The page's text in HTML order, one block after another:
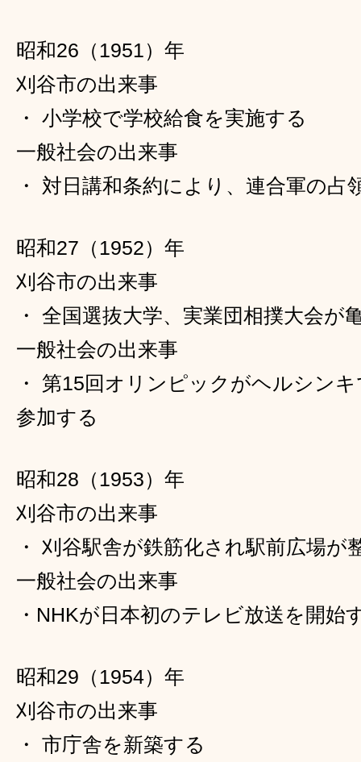
昭和26（1951）年
刈谷市の出来事
・ 小学校で学校給食を実施する
一般社会の出来事
・ 対日講和条約により、連合軍の占
昭和27（1952）年
刈谷市の出来事
・ 全国選抜大学、実業団相撲大会が
一般社会の出来事
・ 第15回オリンピックがヘルシン
参加する
昭和28（1953）年
刈谷市の出来事
・ 刈谷駅舎が鉄筋化され駅前広場が
一般社会の出来事
・NHKが日本初のテレビ放送を開始
昭和29（1954）年
刈谷市の出来事
・ 市庁舎を新築する